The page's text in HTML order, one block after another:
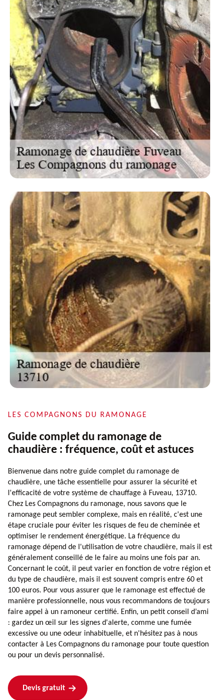
LES COMPAGNONS DU RAMONAGE
Guide complet du ramonage de
chaudière : fréquence, coût et astuces
Bienvenue dans notre guide complet du ramonage de
chaudière, une tâche essentielle pour assurer la sécurité et
l'efficacité de votre système de chauffage à Fuveau, 13710.
Chez Les Compagnons du ramonage, nous savons que le
ramonage peut sembler complexe, mais en réalité, c'est une
étape cruciale pour éviter les risques de feu de cheminée et
optimiser le rendement énergétique. La fréquence du
ramonage dépend de l'utilisation de votre chaudière, mais il est
généralement conseillé de le faire au moins une fois par an.
Concernant le coût, il peut varier en fonction de votre région et
du type de chaudière, mais il est souvent compris entre 60 et
100 euros. Pour vous assurer que le ramonage est effectué de
manière professionnelle, nous vous recommandons de toujours
faire appel à un ramoneur certifié. Enfin, un petit conseil d’ami
: gardez un œil sur les signes d'alerte, comme une fumée
excessive ou une odeur inhabituelle, et n'hésitez pas à nous
contacter à Les Compagnons du ramonage pour toute question
ou pour un devis personnalisé.
Devis gratuit